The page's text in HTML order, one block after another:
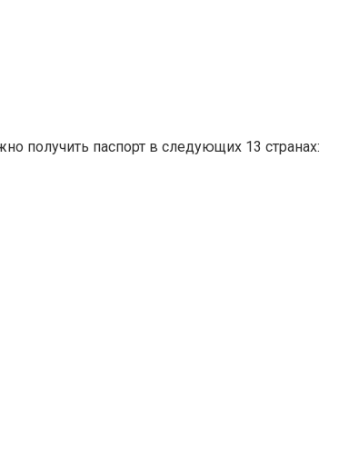
получить паспорт в следующих 13 странах: